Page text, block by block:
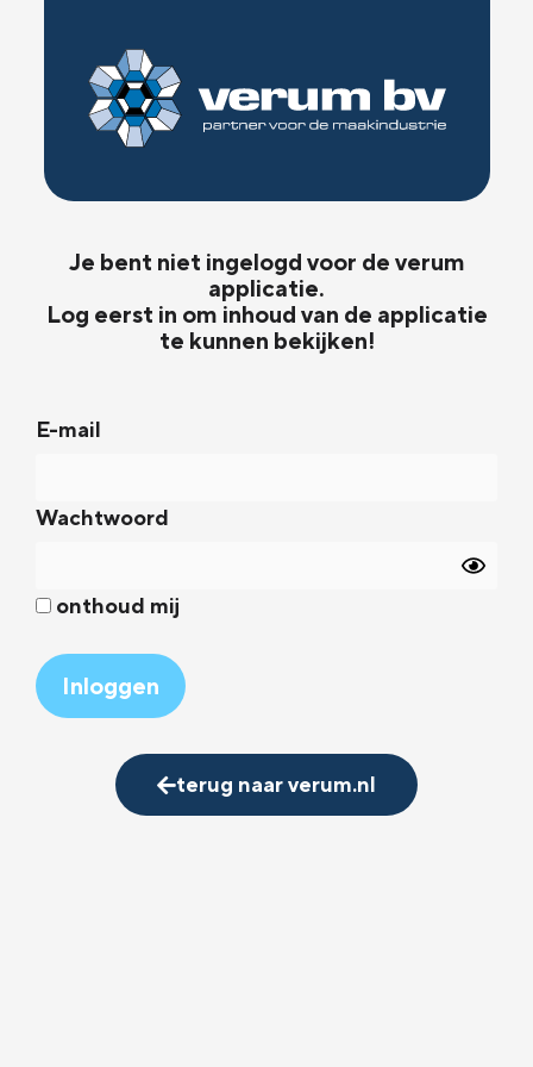
Je bent niet ingelogd voor de verum
applicatie.
Log eerst in om inhoud van de applicatie
te kunnen bekijken!
E-mail
Wachtwoord
onthoud mij
terug naar verum.nl